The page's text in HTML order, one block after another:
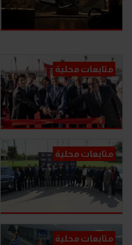
متابعات محلية
متابعات محلية
متابعات محلية